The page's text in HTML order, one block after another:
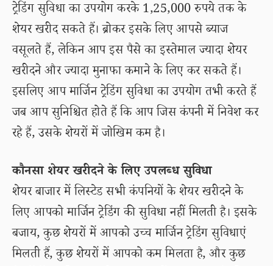
ट्रेडिंग सुविधा का उपयोग करके 1,25,000 रुपये तक के
शेयर खरीद सकते हैं। ब्रोकर इसके लिए आपसे ब्याज
वसूलते हैं, लेकिन आप इस पैसे का इस्तेमाल ज्यादा शेयर
खरीदने और ज्यादा मुनाफा कमाने के लिए कर सकते हैं।
इसलिए आप मार्जिन ट्रेडिंग सुविधा का उपयोग तभी करते हैं
जब आप सुनिश्चित होते हैं कि आप जिस कंपनी में निवेश कर
रहे हैं, उसके शेयरों में जोखिम कम है।
कौनसा शेयर खरीदने के लिए उपलब्ध सुविधा
शेयर बाजार में लिस्टेड सभी कंपनियों के शेयर खरीदने के
लिए आपको मार्जिन ट्रेडिंग की सुविधा नहीं मिलती है। इसके
बजाय, कुछ शेयरों में आपको उच्च मार्जिन ट्रेडिंग सुविधाएं
मिलती हैं, कुछ शेयरों में आपको कम मिलता है, और कुछ